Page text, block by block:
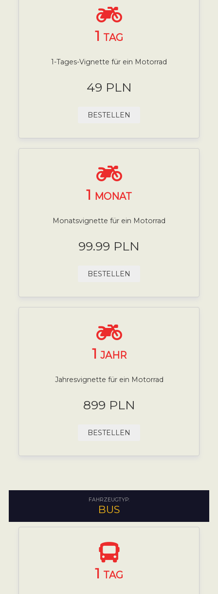
1 TAG
1-Tages-Vignette für ein Motorrad
49 PLN
BESTELLEN
1 MONAT
Monatsvignette für ein Motorrad
99.99 PLN
BESTELLEN
1 JAHR
Jahresvignette für ein Motorrad
899 PLN
BESTELLEN
FAHRZEUGTYP:
BUS
1 TAG